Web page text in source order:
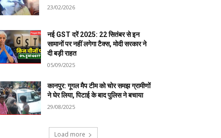
23/02/2026
नई GST दरें 2025: 22 सितंबर से इन
सामानों पर नहीं लगेगा टैक्स, मोदी सरकार ने
दी बड़ी राहत
05/09/2025
कानपुर: गूगल मैप टीम को चोर समझ ग्रामीणों
ने घेर लिया, पिटाई के बाद पुलिस ने बचाया
29/08/2025
Load more